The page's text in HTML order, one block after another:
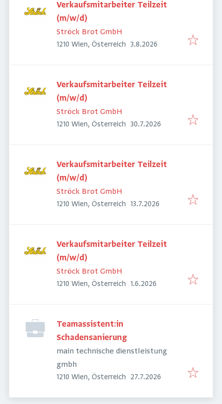
Verkaufsmitarbeiter Teilzeit
(m/w/d)
Ströck Brot GmbH
1210 Wien, Österreich Veröffentlicht
3.8.2026
Verkaufsmitarbeiter Teilzeit
(m/w/d)
Ströck Brot GmbH
1210 Wien, Österreich Veröffentlicht
30.7.2026
Verkaufsmitarbeiter Teilzeit
(m/w/d)
Ströck Brot GmbH
1210 Wien, Österreich Veröffentlicht
13.7.2026
Verkaufsmitarbeiter Teilzeit
(m/w/d)
Ströck Brot GmbH
1210 Wien, Österreich Veröffentlicht
1.6.2026
Teamassistent:in
Schadensanierung
main technische dienstleistung
gmbh
1210 Wien, Österreich Veröffentlicht
27.7.2026